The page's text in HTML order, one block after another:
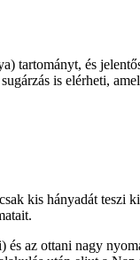
tartományt, és
is elérheti,
kis hányadát teszi
és az ottani nagy